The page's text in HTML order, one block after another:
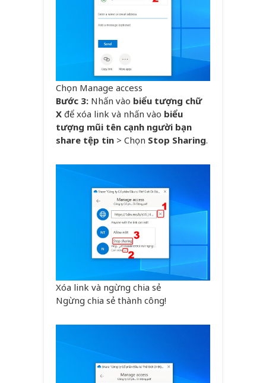
Chọn Manage access
Bước 3: Nhấn vào biểu tượng chữ
X để xóa link và nhấn vào biểu
tượng mũi tên cạnh người bạn
share tệp tin > Chọn Stop Sharing.
Xóa link và ngừng chia sẻ
Ngừng chia sẻ thành công!